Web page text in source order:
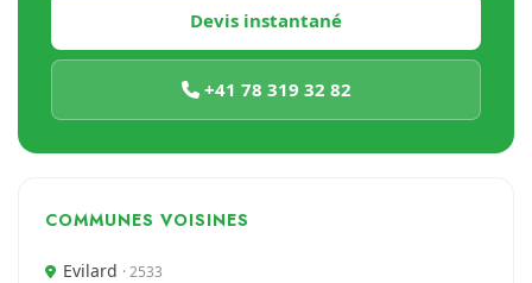
Devis instantané
+41 78 319 32 82
COMMUNES VOISINES
Evilard · 2533